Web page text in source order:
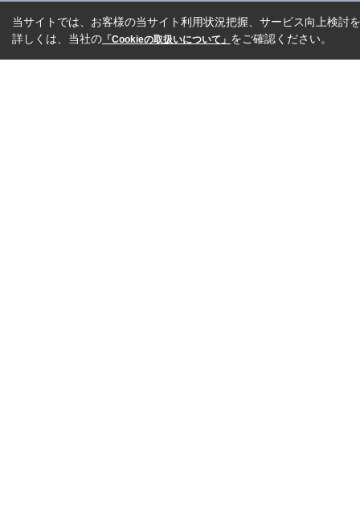
当サイトでは、お客様の当サイト利用状況把握、サービス向上検討
詳しくは、当社の 「Cookieの取扱いについて」 をご確認ください。